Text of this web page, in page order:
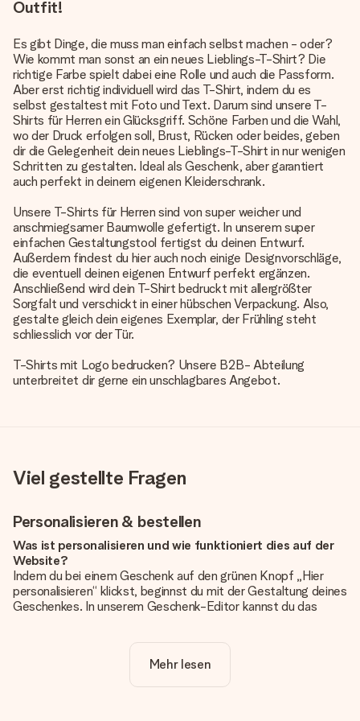
Outfit!
Es gibt Dinge, die muss man einfach selbst machen - oder?
Wie kommt man sonst an ein neues Lieblings-T-Shirt? Die
richtige Farbe spielt dabei eine Rolle und auch die Passform.
Aber erst richtig individuell wird das T-Shirt, indem du es
selbst gestaltest mit Foto und Text. Darum sind unsere T-
Shirts für Herren ein Glücksgriff. Schöne Farben und die Wahl,
wo der Druck erfolgen soll, Brust, Rücken oder beides, geben
dir die Gelegenheit dein neues Lieblings-T-Shirt in nur wenigen
Schritten zu gestalten. Ideal als Geschenk, aber garantiert
auch perfekt in deinem eigenen Kleiderschrank.
Unsere T-Shirts für Herren sind von super weicher und
anschmiegsamer Baumwolle gefertigt. In unserem super
einfachen Gestaltungstool fertigst du deinen Entwurf.
Außerdem findest du hier auch noch einige Designvorschläge,
die eventuell deinen eigenen Entwurf perfekt ergänzen.
Anschließend wird dein T-Shirt bedruckt mit allergrößter
Sorgfalt und verschickt in einer hübschen Verpackung. Also,
gestalte gleich dein eigenes Exemplar, der Frühling steht
schliesslich vor der Tür.
T-Shirts mit Logo bedrucken? Unsere B2B- Abteilung
unterbreitet dir gerne ein unschlagbares Angebot.
Viel gestellte Fragen
Personalisieren & bestellen
Was ist personalisieren und wie funktioniert dies auf der
Website?
Indem du bei einem Geschenk auf den grünen Knopf „Hier
personalisieren“ klickst, beginnst du mit der Gestaltung deines
Geschenkes. In unserem Geschenk-Editor kannst du das
noch eines unserer angebotenen Designs, um deinem
Geschenk die perfekte Ausstrahlung zu verleihen.
Mehr lesen